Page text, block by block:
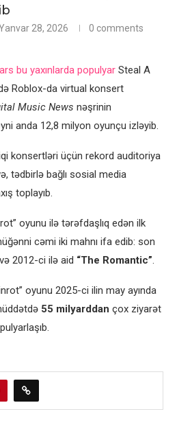
28, 2026 0 comments
bu yaxınlarda populyar Steal A
Roblox-da virtual konsert
Music News nəşrinin
anda 12,8 milyon oyunçu izləyib.
konsertləri üçün rekord auditoriya
tədbirlə bağlı sosial media
toplayıb.
oyunu ilə tərəfdaşlıq edən ilk
cəmi iki mahnı ifa edib: son
və 2012-ci ilə aid “The Romantic”.
oyunu 2025-ci ilin may ayında
55 milyarddan çox ziyarət